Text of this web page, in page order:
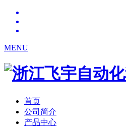
MENU
首页
公司简介
产品中心